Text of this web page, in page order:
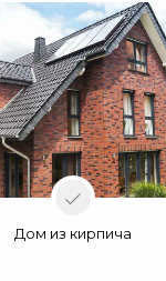
Дом из кирпича